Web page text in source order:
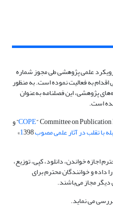
علمی پژوهشی طی مجوز شماره
اقدام به فعالیت نموده است. به منظور
پژوهشی، این فصلنامه به‌عنوان
است.
COPE“ Committee on Publication Ethics” و
با تقلب در آثار علمی مصوب 1 398»
اجازه خواندن، دانلود، کپی، توزیع،
داده و خوانندگان محترم برای
دیگر مجاز می‌باشند.
می نماید.